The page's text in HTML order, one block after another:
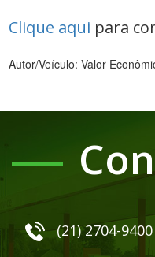
Clique aqui para
Autor/Veículo: Valor
(21) 2704-9400